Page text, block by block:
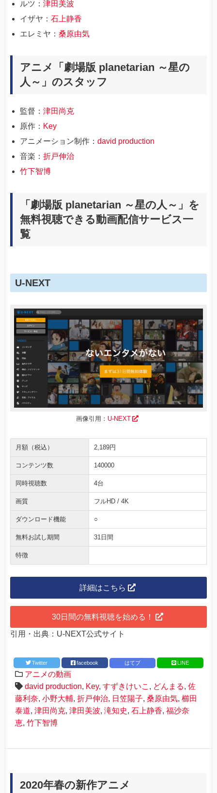
ルツ： 津田美波
イザヤ： 石上静香
エレミヤ： 桑原由気
アニメ「劇場版 planetarian ～星の
人～」のスタッフ
監督： 津田尚克
原作： Key
アニメーション制作： david production
音楽： 折戸伸治
竹下智博
「劇場版 planetarian ～星の人～」を
無料視聴できる動画配信サービス一
覧
U-NEXT
画像引用： U-NEXT
月額（税込） 2,189円
コンテンツ数 140000
同時視聴数 4台
画質 フルHD / 4K
ダウンロード機能 ○
無料お試し期間 31日間
特徴
詳細はこちら
30日間の無料視聴を始める！
引用・出典：U-NEXT公式サイト
Twitter facebook はてブ LINE
アニメの動画
david production, Key, すずきけいこ , どんまる, 佐
藤利奈, 小野大輔, 折戸伸治, 日笠陽子, 桑原由気, 櫛田
泰道, 津田尚克, 津田美波, 滝知史, 石上静香, 福沙奈
恵, 竹下智博
2020年春の新作アニメ